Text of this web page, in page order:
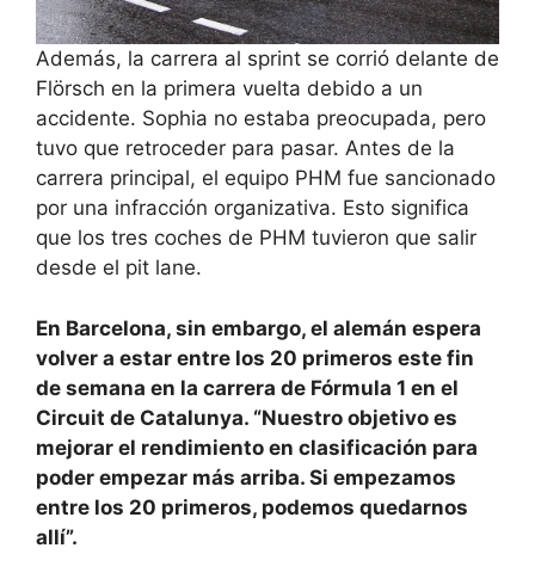
Además, la carrera al sprint se corrió delante de
Flörsch en la primera vuelta debido a un
accidente. Sophia no estaba preocupada, pero
tuvo que retroceder para pasar. Antes de la
carrera principal, el equipo PHM fue sancionado
por una infracción organizativa. Esto significa
que los tres coches de PHM tuvieron que salir
desde el pit lane.
En Barcelona, ​​sin embargo, el alemán espera
volver a estar entre los 20 primeros este fin
de semana en la carrera de Fórmula 1 en el
Circuit de Catalunya. “Nuestro objetivo es
mejorar el rendimiento en clasificación para
poder empezar más arriba. Si empezamos
entre los 20 primeros, podemos quedarnos
allí”.